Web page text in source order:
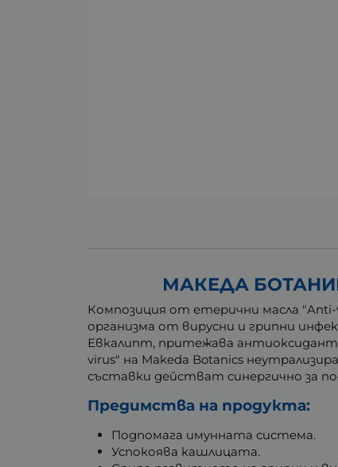
МАКЕДА
Композиция от етерични масла
организма от вирусни и грипни
Евкалипт, притежава
virus" на Makeda Botanics
съставки действат синергично за
Предимства на продукта:
Подпомага имунната система.
Успокоява кашлицата.